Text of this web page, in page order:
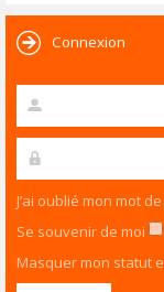
Connexion
J’ai oublié mon mot
Se souvenir de moi
Masquer mon statut